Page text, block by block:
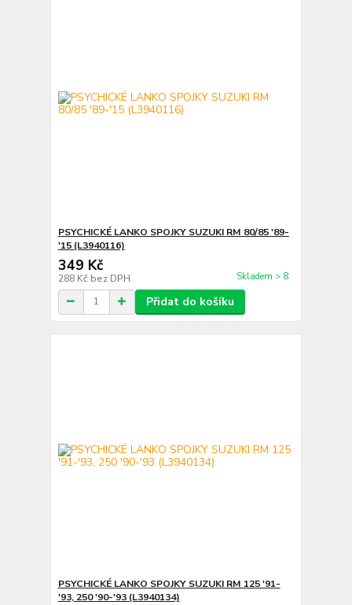
PSYCHICKÉ LANKO SPOJKY SUZUKI RM 80/85 '89-
'15 (L3940116)
349 Kč
288 Kč bez DPH Skladem > 8
Přidat do košíku
PSYCHICKÉ LANKO SPOJKY SUZUKI RM 125 '91-
'93, 250 '90-'93 (L3940134)